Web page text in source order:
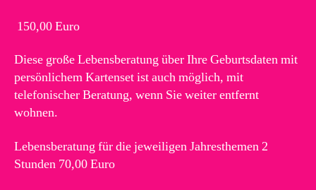
150,00 Euro
Diese große Lebensberatung über Ihre Geburtsdaten mit
persönlichem Kartenset ist auch möglich, mit
telefonischer Beratung, wenn Sie weiter entfernt
wohnen.
Lebensberatung für die jeweiligen Jahresthemen 2
Stunden 70,00 Euro